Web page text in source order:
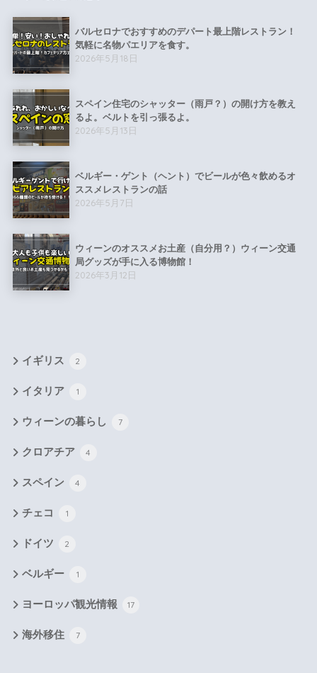
バルセロナでおすすめのデパート最上階レストラン！
気軽に名物パエリアを食す。
2026年5月18日
スペイン住宅のシャッター（雨戸？）の開け方を教え
るよ。ベルトを引っ張るよ。
2026年5月13日
ベルギー・ゲント（ヘント）でビールが色々飲めるオ
ススメレストランの話
2026年5月7日
ウィーンのオススメお土産（自分用？）ウィーン交通
局グッズが手に入る博物館！
2026年3月12日
イギリス 2
イタリア 1
ウィーンの暮らし 7
クロアチア 4
スペイン 4
チェコ 1
ドイツ 2
ベルギー 1
ヨーロッパ観光情報 17
海外移住 7